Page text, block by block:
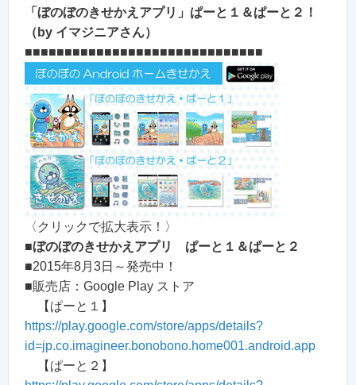
「ぼのぼのきせかえアプリ」ぱーと１＆ぱーと２！
（by イマジニアさん）
■■■■■■■■■■■■■■■■■■■■■■■■■■■■■■
〈クリックで拡大表示！〉
■ぼのぼのきせかえアプリ ぱーと１＆ぱーと２
■2015年8月3日～発売中！
■販売店：Google Play ストア
【ぱーと１】
https://play.google.com/store/apps/details?
id=jp.co.imagineer.bonobono.home001.android.app
【ぱーと２】